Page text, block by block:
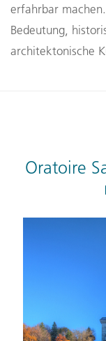
erfahrbar
Bedeutung,
architektonische
Oratoire